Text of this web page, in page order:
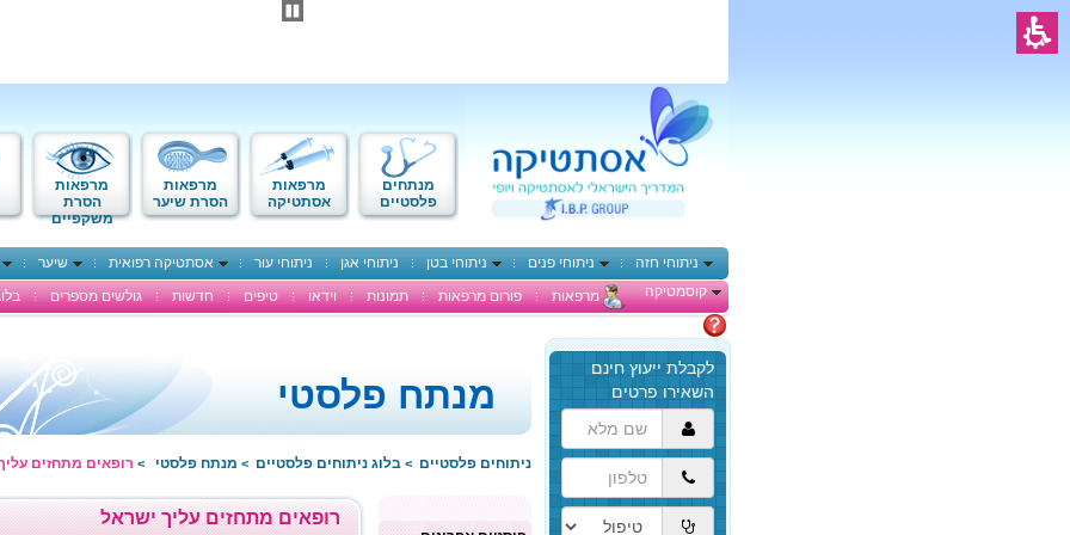
מנתחים
פלסטיים
מרפאות
אסתטיקה
מרפאות
הסרת שיער
מרפאות
הסרת
משקפיים
ניתוחי חזה ניתוחי פנים ניתוחי בטן ניתוחי אגן ניתוחי עור אסתטיקה רפואית שיער
קוסמטיקה
מרפאות פורום מרפאות תמונות וידאו טיפים חדשות גולשים מספרים
הגעת
לתוכן
המרכזי,
באפשרותך
ללחוץ
אנטר
כדי
לדלג
לאזור
מנתח פלסטי
ניתוחים פלסטיים > בלוג ניתוחים פלסטיים > מנתח פלסטי > רופאים מתחזים
רופאים מתחזים עליך ישראל